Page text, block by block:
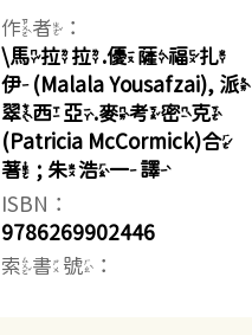
作者：
\馬拉拉.優薩福扎
伊(Malala Yousafzai), 派
翠西亞.麥考密克
(Patricia McCormick)合
著 ; 朱浩一譯
ISBN：
9786269902446
索書號：